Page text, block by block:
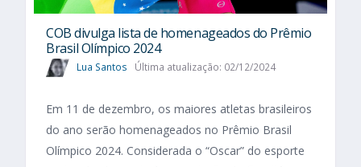
COB divulga lista de homenageados do Prêmio
Brasil Olímpico 2024
Lua Santos Última atualização: 02/12/2024
Em 11 de dezembro, os maiores atletas brasileiros
do ano serão homenageados no Prêmio Brasil
Olímpico 2024. Considerada o “Oscar” do esporte